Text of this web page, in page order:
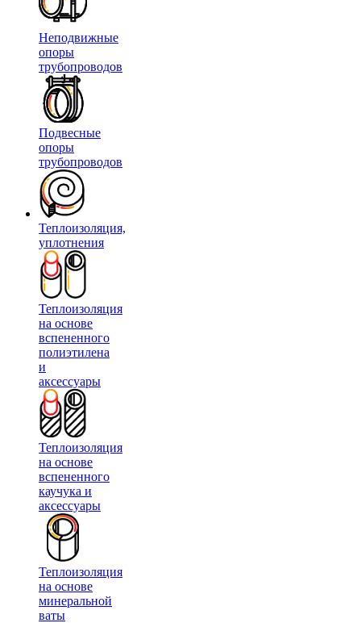
Неподвижные
опоры
трубопроводов
Подвесные
опоры
трубопроводов
Теплоизоляция,
уплотнения
Теплоизоляция
на основе
вспененного
полиэтилена
и
аксессуары
Теплоизоляция
на основе
вспененного
каучука и
аксессуары
Теплоизоляция
на основе
минеральной
ваты